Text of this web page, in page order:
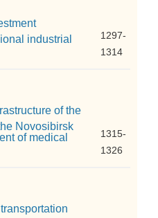
industrial
1297-
1314
of the
Novosibirsk
of medical
1315-
1326